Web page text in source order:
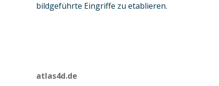
bildgeführte Eingriffe zu etablieren.
atlas4d.de